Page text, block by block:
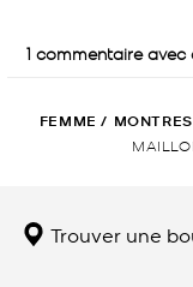
FEMME / MONTRES
Trouver une